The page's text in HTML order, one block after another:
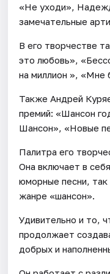
«Не уходи»,
замечательные
В его творчестве
это любовь»,
на миллион », «Мне
Также Андрей
премий: «Шансон
Шансон», «Новые
Палитра его
Она включает в
юморные песни, так
жанре «шансон».
Удивительно и то,
продолжает
добрых и